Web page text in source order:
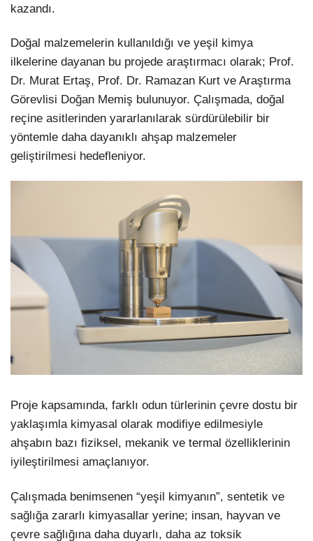
kazandı.
Doğal malzemelerin kullanıldığı ve yeşil kimya
ilkelerine dayanan bu projede araştırmacı olarak; Prof.
Dr. Murat Ertaş, Prof. Dr. Ramazan Kurt ve Araştırma
Görevlisi Doğan Memiş bulunuyor. Çalışmada, doğal
reçine asitlerinden yararlanılarak sürdürülebilir bir
yöntemle daha dayanıklı ahşap malzemeler
geliştirilmesi hedefleniyor.
Proje kapsamında, farklı odun türlerinin çevre dostu bir
yaklaşımla kimyasal olarak modifiye edilmesiyle
ahşabın bazı fiziksel, mekanik ve termal özelliklerinin
iyileştirilmesi amaçlanıyor.
Çalışmada benimsenen “yeşil kimyanın”, sentetik ve
sağlığa zararlı kimyasallar yerine; insan, hayvan ve
çevre sağlığına daha duyarlı, daha az toksik